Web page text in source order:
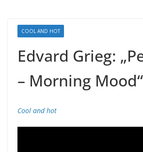
COOL AND HOT
Edvard Grieg:
– Morning Mood“
Cool and hot